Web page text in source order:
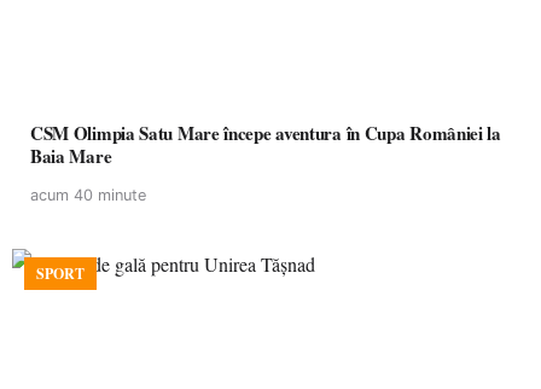
CSM Olimpia Satu Mare începe aventura în Cupa României la
Baia Mare
acum 40 minute
SPORT